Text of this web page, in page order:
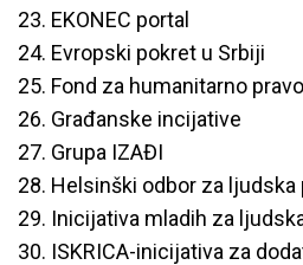
23. EKONEC portal
24. Evropski pokret u Srbiji
25. Fond za humanitarno pravo
26. Građanske incijative
27. Grupa IZAĐI
28. Helsinški odbor za ljudska
29. Inicijativa mladih za
30. ISKRICA-inicijativa za